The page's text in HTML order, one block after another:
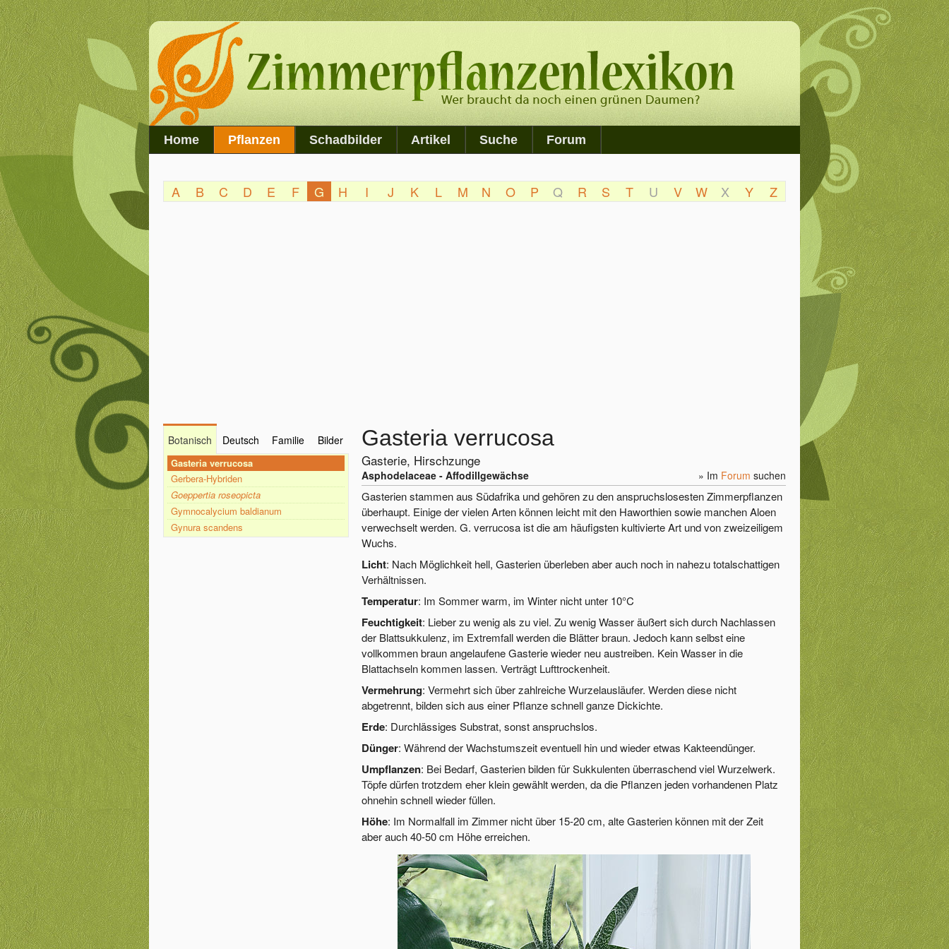
Home Pflanzen Schadbilder Artikel Suche Forum
A B C D E F G H I J K L M N O P Q R S T U V W X Y Z
Gasteria verrucosa
Gasterie, Hirschzunge
» Im Forum suchen
Asphodelaceae - Affodillgewächse
Gasterien stammen aus Südafrika und gehören zu den anspruchslosesten Zimmerpflanzen
überhaupt. Einige der vielen Arten können leicht mit den Haworthien sowie manchen Aloen
verwechselt werden. G. verrucosa ist die am häufigsten kultivierte Art und von zweizeiligem
Wuchs.
Licht: Nach Möglichkeit hell, Gasterien überleben aber auch noch in nahezu totalschattigen
Verhältnissen.
Temperatur: Im Sommer warm, im Winter nicht unter 10°C
Feuchtigkeit: Lieber zu wenig als zu viel. Zu wenig Wasser äußert sich durch Nachlassen
der Blattsukkulenz, im Extremfall werden die Blätter braun. Jedoch kann selbst eine
vollkommen braun angelaufene Gasterie wieder neu austreiben. Kein Wasser in die
Blattachseln kommen lassen. Verträgt Lufttrockenheit.
Vermehrung: Vermehrt sich über zahlreiche Wurzelausläufer. Werden diese nicht
abgetrennt, bilden sich aus einer Pflanze schnell ganze Dickichte.
Erde: Durchlässiges Substrat, sonst anspruchslos.
Dünger: Während der Wachstumszeit eventuell hin und wieder etwas Kakteendünger.
Umpflanzen: Bei Bedarf, Gasterien bilden für Sukkulenten überraschend viel Wurzelwerk.
Töpfe dürfen trotzdem eher klein gewählt werden, da die Pflanzen jeden vorhandenen Platz
ohnehin schnell wieder füllen.
Höhe: Im Normalfall im Zimmer nicht über 15-20 cm, alte Gasterien können mit der Zeit
aber auch 40-50 cm Höhe erreichen.
Botanisch Deutsch Familie Bilder
Gasteria verrucosa
Gerbera-Hybriden
Goeppertia roseopicta
Gymnocalycium baldianum
Gynura scandens